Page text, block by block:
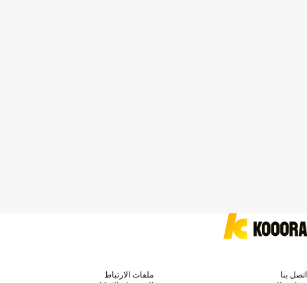
اتصل بنا
ملفات الارتباط